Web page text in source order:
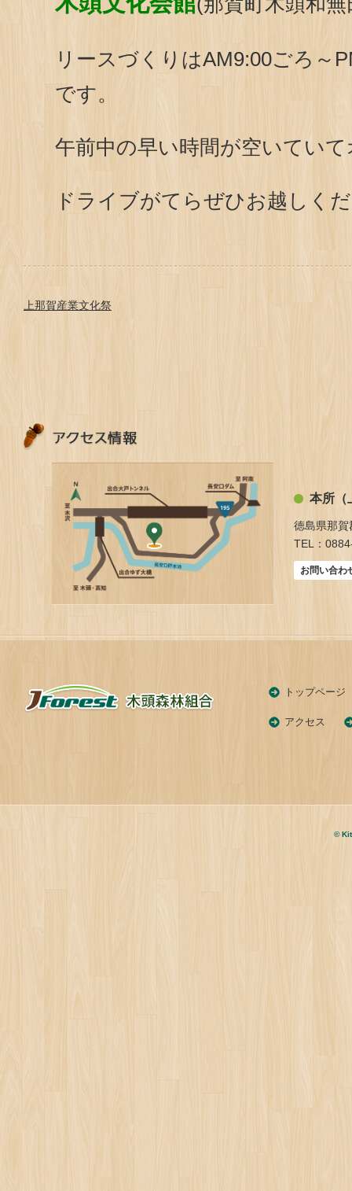
リースづくりはAM9:00ごろ～
です。
午前中の早い時間が空いてい
ドライブがてらぜひお越しく
上那賀産業文化祭
本所（
徳島県那
TEL：
お問い合わ
トップページ
アクセス
©